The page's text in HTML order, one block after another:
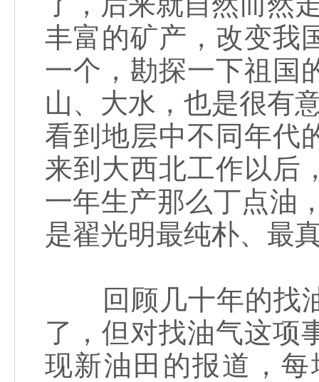
丰富的矿产，改变我
一个，勘探一下祖国
山、大水，也是很有
看到地层中不同年代
来到大西北工作以后
一年生产那么丁点油
是翟光明最纯朴、最
回顾几十年的找油
了，但对找油气这项
现新油田的报道，